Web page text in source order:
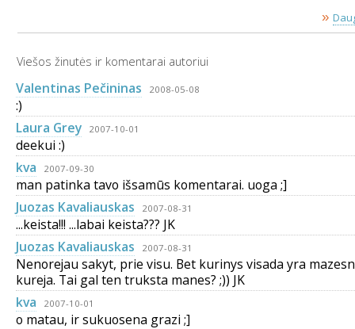
»
Viešos žinutės ir komentarai autoriui
Valentinas Pečininas 2008-05-08
:)
Laura Grey
2007-10-01
deekui :)
kva
2007-09-30
man patinka tavo išsamūs komentarai. uoga ;]
Juozas Kavaliauskas
2007-08-31
...keista!!! ...labai keista??? JK
Juozas Kavaliauskas
2007-08-31
Nenorejau sakyt, prie visu. Bet kurinys visada yra
kureja. Tai gal ten truksta manes? ;)) JK
kva
2007-10-01
o matau, ir sukuosena grazi ;]